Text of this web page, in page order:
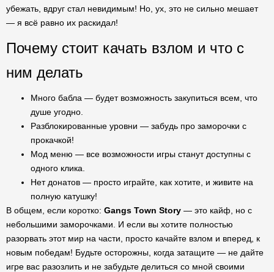
убежать, вдруг стал невидимым! Но, ух, это не сильно мешает
— я всё равно их раскидал!
Почему стоит качать взлом и что с
ним делать
Много бабла — будет возможность закупиться всем, что
душе угодно.
Разблокированные уровни — забудь про заморочки с
прокачкой!
Мод меню — все возможности игры станут доступны с
одного клика.
Нет донатов — просто играйте, как хотите, и живите на
полную катушку!
В общем, если коротко: Gangs Town Story — это кайф, но с
небольшими заморочками. И если вы хотите полностью
разорвать этот мир на части, просто качайте взлом и вперед, к
новым победам! Будьте осторожны, когда затащите — не дайте
игре вас разозлить и не забудьте делиться со мной своими